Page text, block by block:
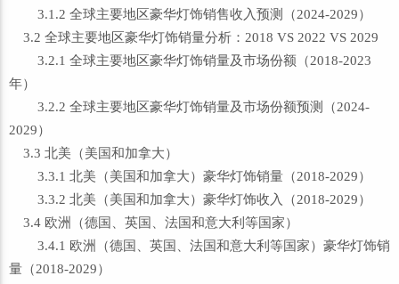
3.1.2 全球主要地区豪华灯饰销售收入预测（2024-2029）
3.2 全球主要地区豪华灯饰销量分析：2018 VS 2022 VS 2029
3.2.1 全球主要地区豪华灯饰销量及市场份额（2018-2023
年）
3.2.2 全球主要地区豪华灯饰销量及市场份额预测（2024-
2029）
3.3 北美（美国和加拿大）
3.3.1 北美（美国和加拿大）豪华灯饰销量（2018-2029）
3.3.2 北美（美国和加拿大）豪华灯饰收入（2018-2029）
3.4 欧洲（德国、英国、法国和意大利等国家）
3.4.1 欧洲（德国、英国、法国和意大利等国家）豪华灯饰销
量（2018-2029）